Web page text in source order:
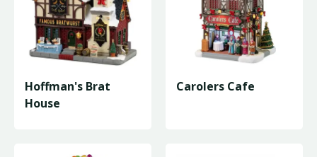
Hoffman's Brat
House
Carolers Cafe